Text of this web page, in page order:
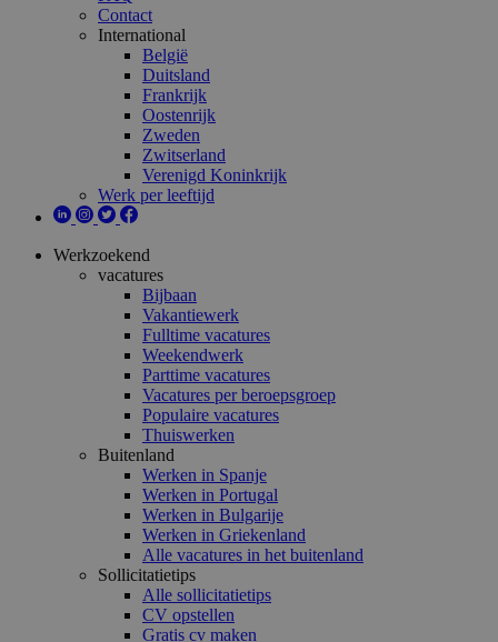
Contact
International
België
Duitsland
Frankrijk
Oostenrijk
Zweden
Zwitserland
Verenigd Koninkrijk
Werk per leeftijd
Werkzoekend
vacatures
Bijbaan
Vakantiewerk
Fulltime vacatures
Weekendwerk
Parttime vacatures
Vacatures per beroepsgroep
Populaire vacatures
Thuiswerken
Buitenland
Werken in Spanje
Werken in Portugal
Werken in Bulgarije
Werken in Griekenland
Alle vacatures in het buitenland
Sollicitatietips
Alle sollicitatietips
CV opstellen
Gratis cv maken